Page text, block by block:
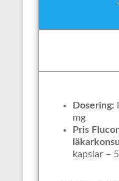
Dosering:
mg
Pris
kapslar –